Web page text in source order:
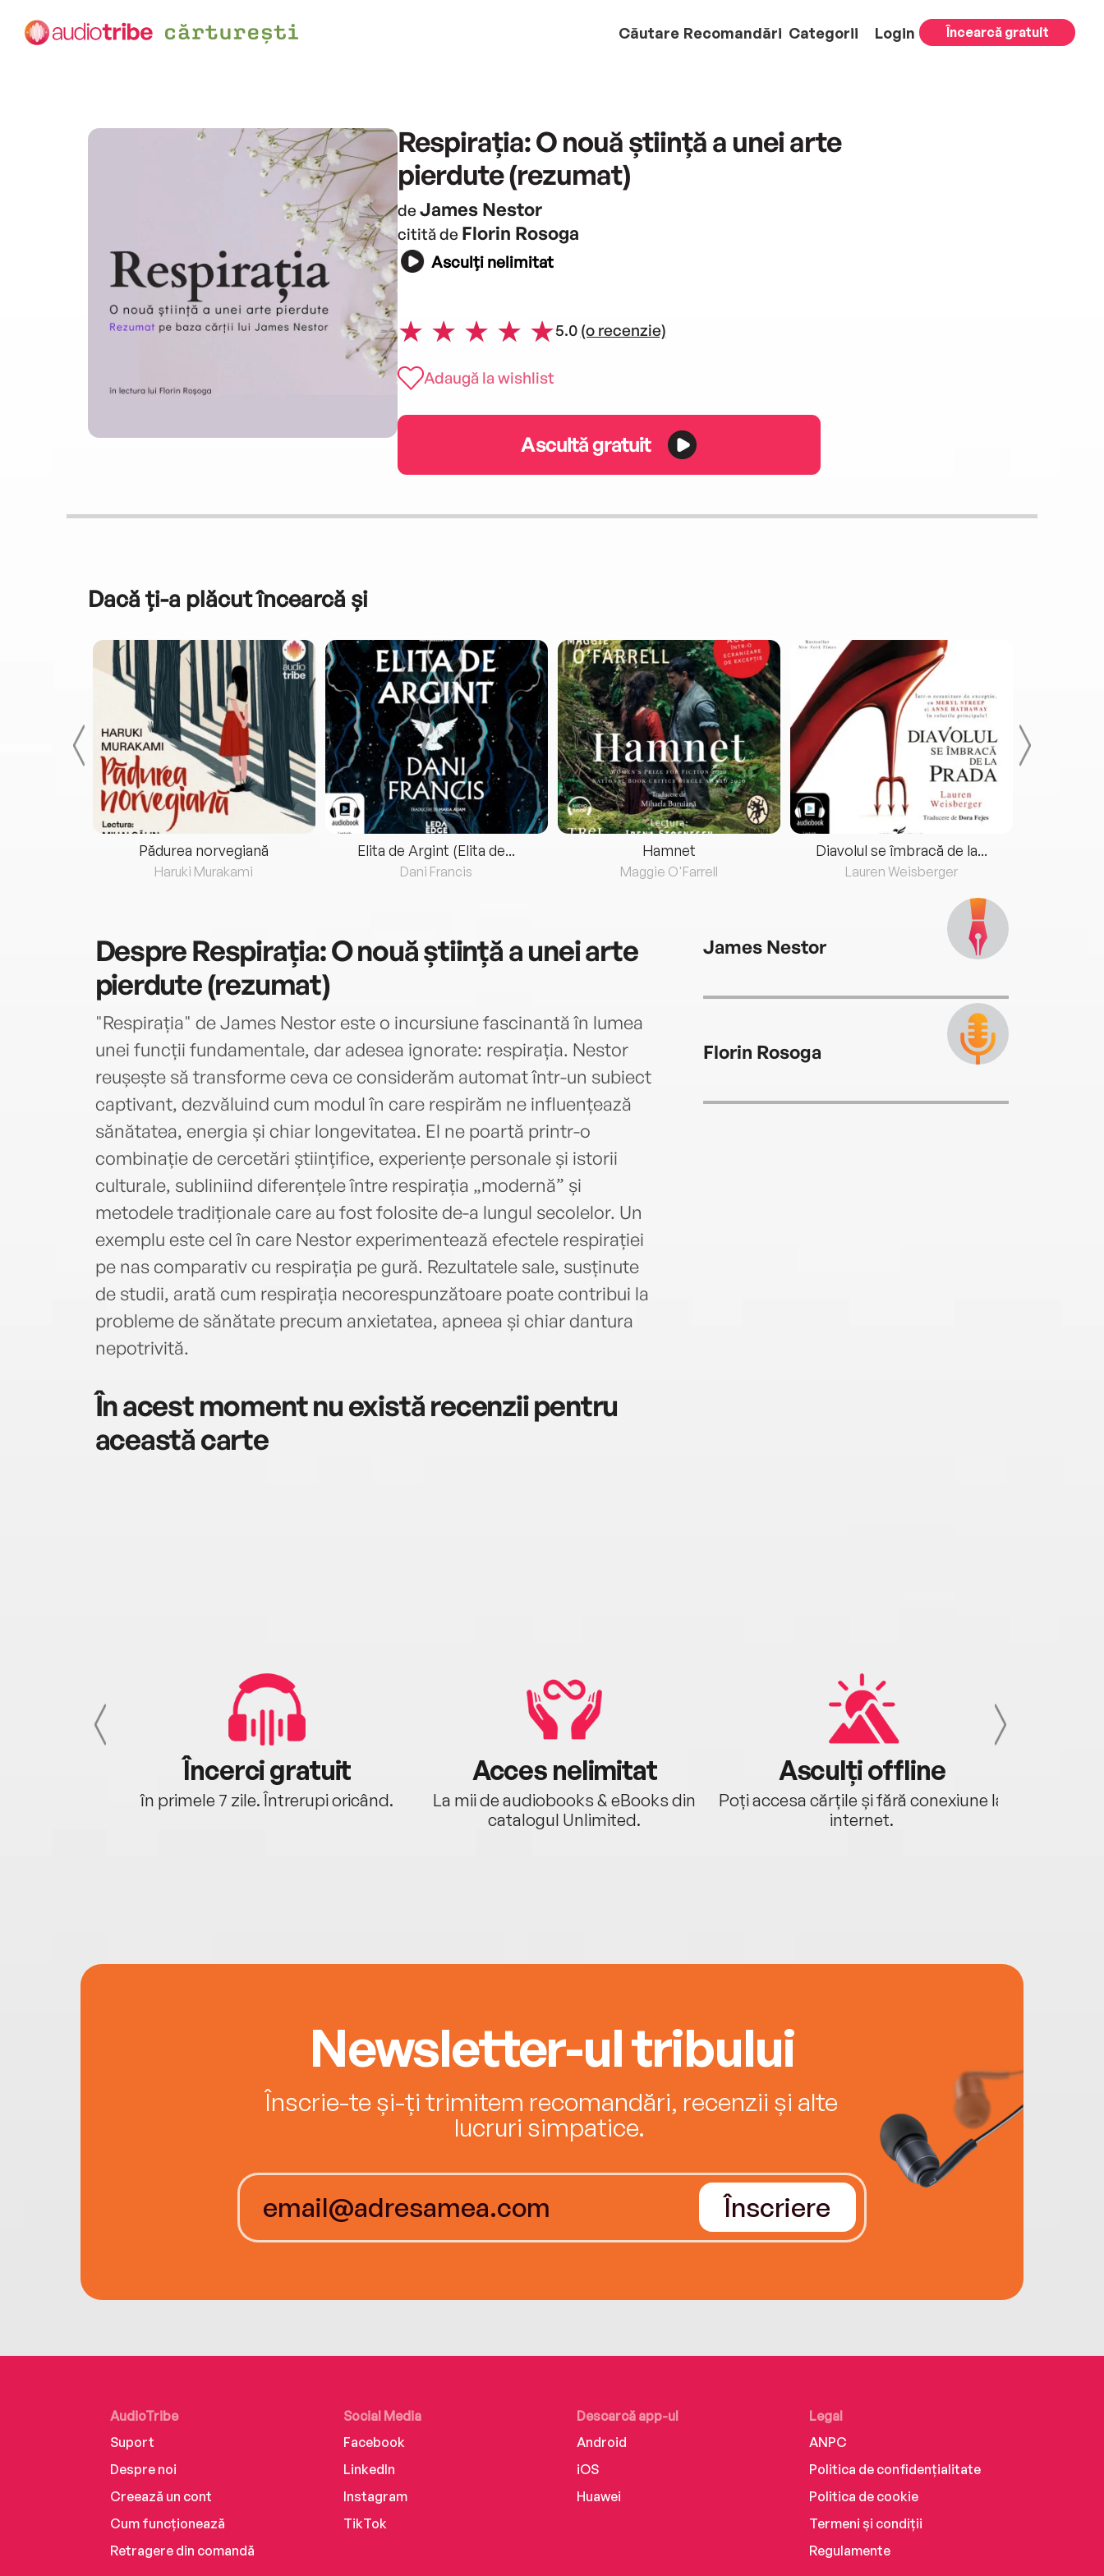
Căutare Recomandări Categorii Login Încearcă gratuit
Respirația: O nouă știință a unei arte
pierdute (rezumat)
de James Nestor
citită de Florin Rosoga
Asculți nelimitat
5.0 (o recenzie)
Adaugă la wishlist
Ascultă gratuit
Dacă ți-a plăcut încearcă și
Pădurea norvegiană
Haruki Murakami
Elita de Argint (Elita de...
Dani Francis
Hamnet
Maggie O'Farrell
Diavolul se îmbracă de la...
Lauren Weisberger
DespreRespirația: O nouă știință a unei arte
pierdute (rezumat)
"Respirația" de James Nestor este o incursiune fascinantă în lumea
unei funcții fundamentale, dar adesea ignorate: respirația. Nestor
reușește să transforme ceva ce considerăm automat într-un subiect
captivant, dezvăluind cum modul în care respirăm ne influențează
sănătatea, energia și chiar longevitatea. El ne poartă printr-o
combinație de cercetări științifice, experiențe personale și istorii
culturale, subliniind diferențele între respirația „modernă” și
metodele tradiționale care au fost folosite de-a lungul secolelor. Un
exemplu este cel în care Nestor experimentează efectele respirației
pe nas comparativ cu respirația pe gură. Rezultatele sale, susținute
de studii, arată cum respirația necorespunzătoare poate contribui la
probleme de sănătate precum anxietatea, apneea și chiar dantura
nepotrivită.
În acest moment nu există recenzii pentru
această carte
James Nestor
Florin Rosoga
Încerci gratuit
în primele 7 zile. Întrerupi oricând.
Acces nelimitat
La mii de audiobooks & eBooks din
catalogul Unlimited.
Asculți offline
Poți accesa cărțile și fără conexiune la
internet.
Newsletter-ul tribului
Înscrie-te și-ți trimitem recomandări, recenzii și alte
lucruri simpatice.
Înscriere
AudioTribe
Suport
Despre noi
Creează un cont
Cum funcționează
Retragere din comandă
Social Media
Facebook
LinkedIn
Instagram
TikTok
Descarcă app-ul
Android
iOS
Huawei
Legal
ANPC
Politica de confidențialitate
Politica de cookie
Termeni și condiții
Regulamente